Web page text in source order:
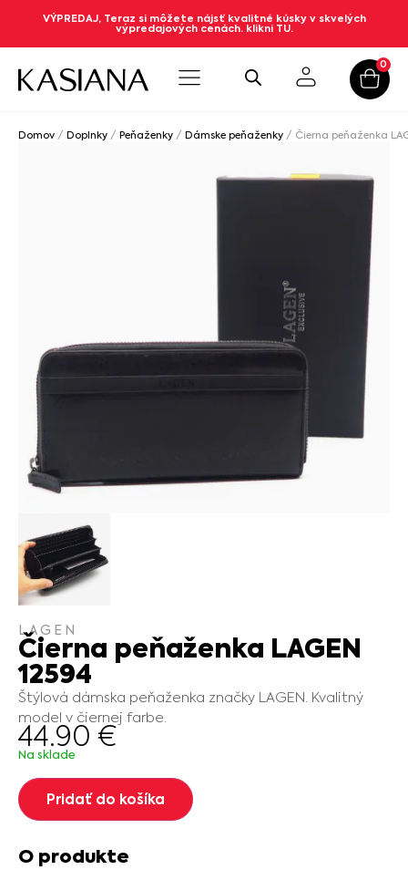
VÝPREDAJ, Teraz si môžete nájsť kvalitné kúsky v skvelých
výpredajových cenách. klikni TU.
0
Domov / Doplnky / Peňaženky / Dámske peňaženky / Čierna peňaženka
LAGEN
Čierna peňaženka LAGEN
12594
Štýlová dámska peňaženka značky LAGEN. Kvalitný
model v čiernej farbe.
44.90 €
Na sklade
Pridať do košíka
O produkte